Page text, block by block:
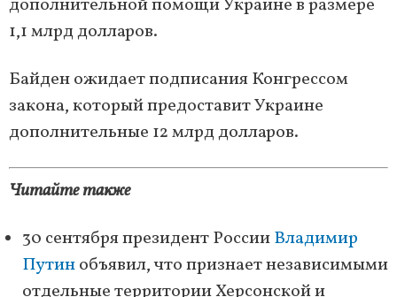
дополнительной помощи Украине в размере
1,1 млрд долларов.
Байден ожидает подписания Конгрессом
закона, который предоставит Украине
дополнительные 12 млрд долларов.
Читайте также
30 сентября президент РоссииВладимир
Путинобъявил, что признает независимыми
отдельные территории Херсонской и